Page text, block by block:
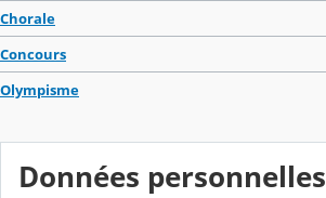
Chorale
Concours
Olympisme
Données personnelles